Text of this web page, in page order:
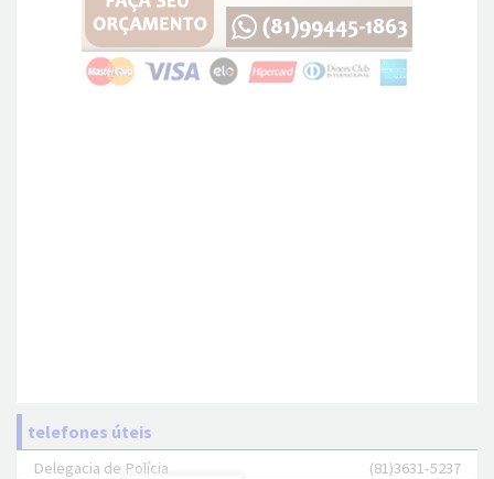
telefones úteis
Delegacia de Polícia
(81)3631-5237